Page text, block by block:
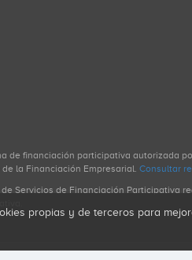
de financiación participativa autorizada
la Financiación Empresarial. Consultar
de Servicios de Financiación Participativa
propias y de terceros para